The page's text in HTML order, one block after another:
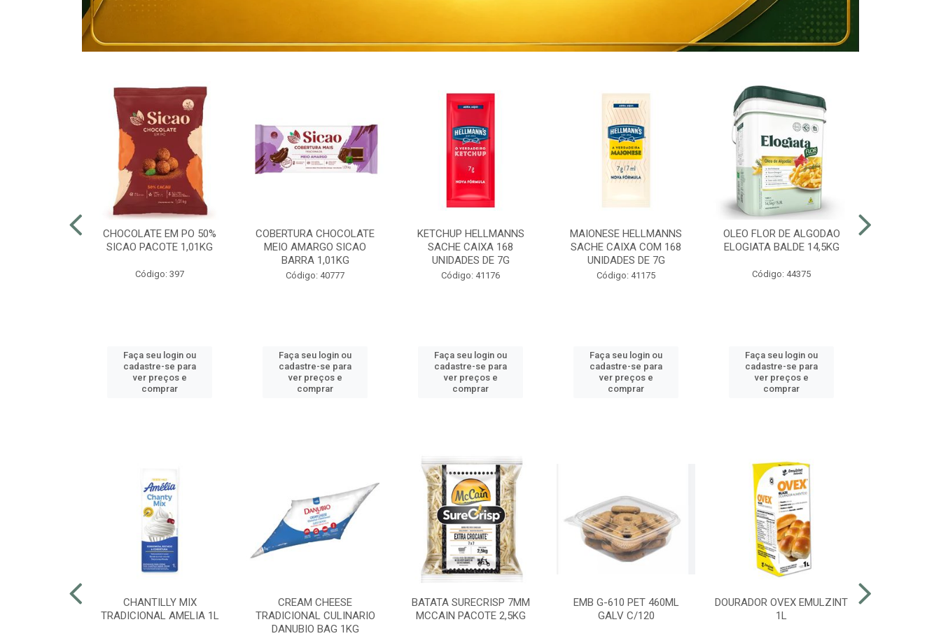
CHOCOLATE EM PO 50%
SICAO PACOTE 1,01KG
Código: 397
Faça seu login ou
cadastre-se para
ver preços e
comprar
COBERTURA CHOCOLATE
MEIO AMARGO SICAO
BARRA 1,01KG
Código: 40777
Faça seu login ou
cadastre-se para
ver preços e
comprar
KETCHUP HELLMANNS
SACHE CAIXA 168
UNIDADES DE 7G
Código: 41176
Faça seu login ou
cadastre-se para
ver preços e
comprar
MAIONESE HELLMANNS
SACHE CAIXA COM 168
UNIDADES DE 7G
Código: 41175
Faça seu login ou
cadastre-se para
ver preços e
comprar
OLEO FLOR DE ALGODAO
ELOGIATA BALDE 14,5KG
Código: 44375
Faça seu login ou
cadastre-se para
ver preços e
comprar
CHANTILLY MIX
TRADICIONAL AMELIA 1L
CREAM CHEESE
TRADICIONAL CULINARIO
DANUBIO BAG 1KG
BATATA SURECRISP 7MM
MCCAIN PACOTE 2,5KG
EMB G-610 PET 460ML
GALV C/120
DOURADOR OVEX EMULZINT
1L